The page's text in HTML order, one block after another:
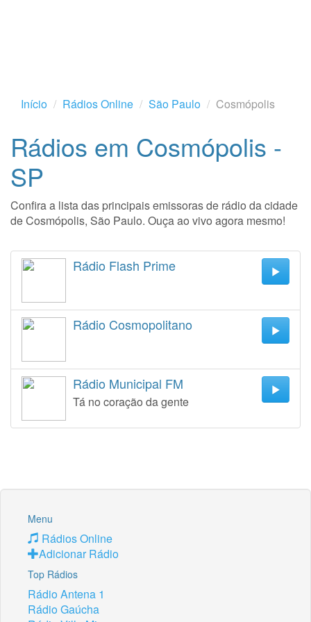
Início Rádios Online São Paulo Cosmópolis
Rádios em Cosmópolis -
SP
Confira a lista das principais emissoras de rádio da cidade
de Cosmópolis, São Paulo. Ouça ao vivo agora mesmo!
Rádio Flash Prime
Rádio Cosmopolitano
Rádio Municipal FM
Tá no coração da gente
Menu
Rádios Online
Adicionar Rádio
Top Rádios
Rádio Antena 1
Rádio Gaúcha